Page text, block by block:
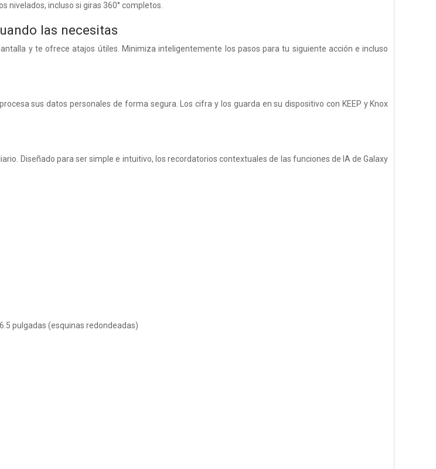
nivelados, incluso si giras 360° completos.
las necesitas
y te ofrece atajos útiles. Minimiza inteligentemente los pasos para tu siguiente acción e incluso
sus datos personales de forma segura. Los cifra y los guarda en su dispositivo con KEEP y Knox
Diseñado para ser simple e intuitivo, los recordatorios contextuales de las funciones de IA de Galaxy
pulgadas (esquinas redondeadas)